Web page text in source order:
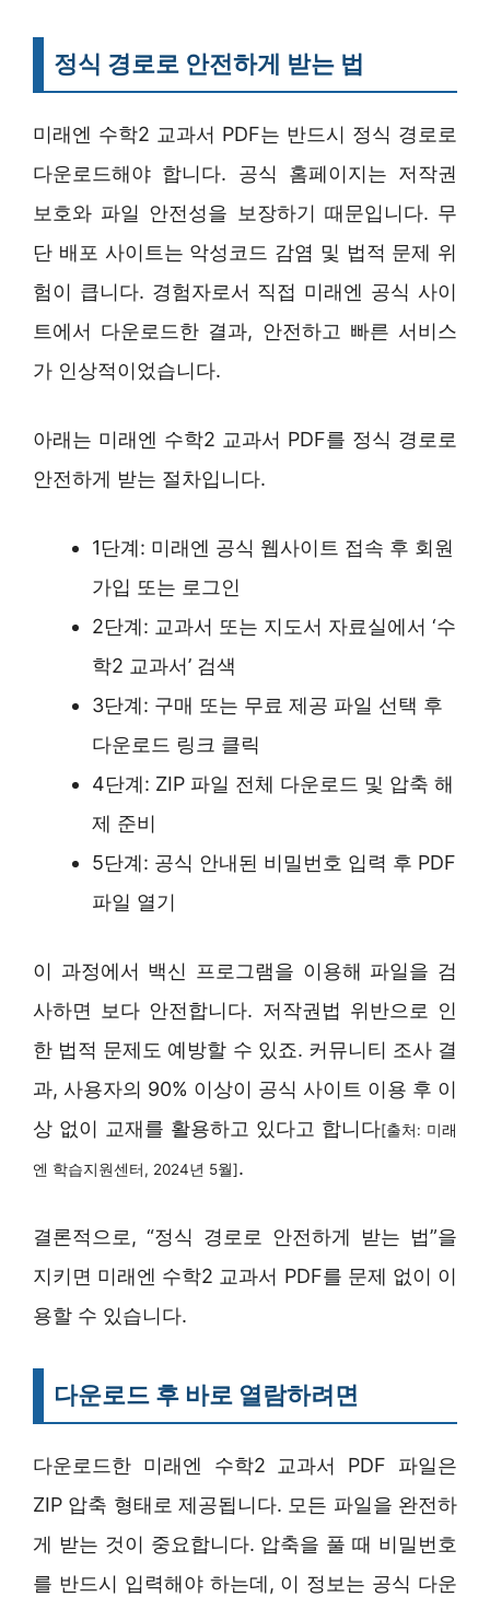
정식 경로로 안전하게 받는 법
미래엔 수학2 교과서 PDF는 반드시 정식 경로로
다운로드해야 합니다. 공식 홈페이지는 저작권
보호와 파일 안전성을 보장하기 때문입니다. 무
단 배포 사이트는 악성코드 감염 및 법적 문제 위
험이 큽니다. 경험자로서 직접 미래엔 공식 사이
트에서 다운로드한 결과, 안전하고 빠른 서비스
가 인상적이었습니다.
아래는 미래엔 수학2 교과서 PDF를 정식 경로로
안전하게 받는 절차입니다.
1단계: 미래엔 공식 웹사이트 접속 후 회원
가입 또는 로그인
2단계: 교과서 또는 지도서 자료실에서 ‘수
학2 교과서’ 검색
3단계: 구매 또는 무료 제공 파일 선택 후
다운로드 링크 클릭
4단계: ZIP 파일 전체 다운로드 및 압축 해
제 준비
5단계: 공식 안내된 비밀번호 입력 후 PDF
파일 열기
이 과정에서 백신 프로그램을 이용해 파일을 검
사하면 보다 안전합니다. 저작권법 위반으로 인
한 법적 문제도 예방할 수 있죠. 커뮤니티 조사 결
과, 사용자의 90% 이상이 공식 사이트 이용 후 이
상 없이 교재를 활용하고 있다고 합니다[출처: 미래
엔 학습지원센터, 2024년 5월].
결론적으로, “정식 경로로 안전하게 받는 법”을
지키면 미래엔 수학2 교과서 PDF를 문제 없이 이
용할 수 있습니다.
다운로드 후 바로 열람하려면
다운로드한 미래엔 수학2 교과서 PDF 파일은
ZIP 압축 형태로 제공됩니다. 모든 파일을 완전하
게 받는 것이 중요합니다. 압축을 풀 때 비밀번호
를 반드시 입력해야 하는데, 이 정보는 공식 다운